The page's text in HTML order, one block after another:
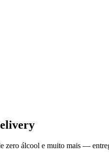
zero álcool e muito mais —